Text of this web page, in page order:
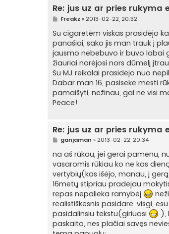
i
n
ė
Re: jus uz ar pries rukyma
S
a
n
d
a
r
t
i
n
ė
Freakz » 2013-02-22, 20:32
Su cigaretėm viskas prasidėjo
panašiai, sako jis man trauk į
jausmo nebebuvo ir buvo labai
žiauriai norėjosi nors dūmelį
Su MJ reikalai prasidėjo nuo
Dabar man 16, pasisekė mesti
pamaišyti, nežinau, gal ne visi
Peace!
Re: jus uz ar pries rukyma
S
a
n
d
a
r
t
i
n
ė
ganjaman » 2013-02-22, 20:34
na aš rūkau, jei gerai pamenu,
vasaromis rūkiau ko ne kas
vertybių(kas išėjo, manau, į
16metų stipriau pradėjau
repas nepalieka ramybėj
realistiškesnis pasidarė. visgi,
pasidalinsiu tekstu(giriuosi
),
paskaito, nes plačiai savęs